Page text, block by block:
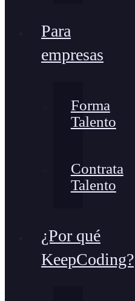
Para
empresas
Forma
Talento
Contrata
Talento
¿Por qué
KeepCoding?